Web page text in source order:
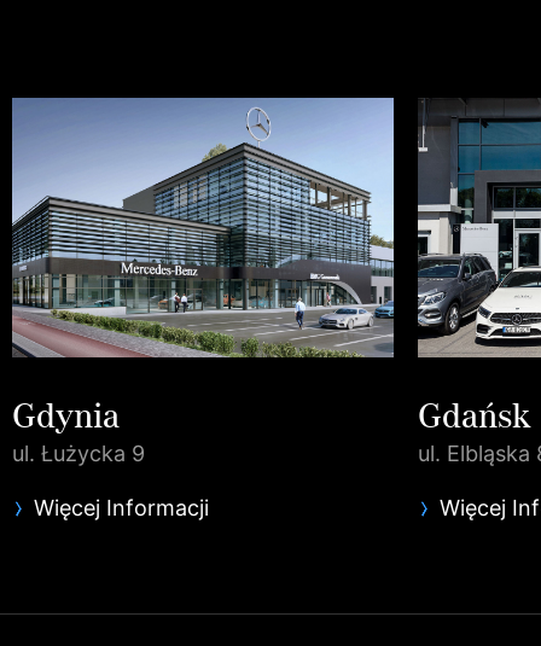
Gdynia
ul. Łużycka 9
Więcej Informacji
Gdańsk
ul. Elbląska
Więcej